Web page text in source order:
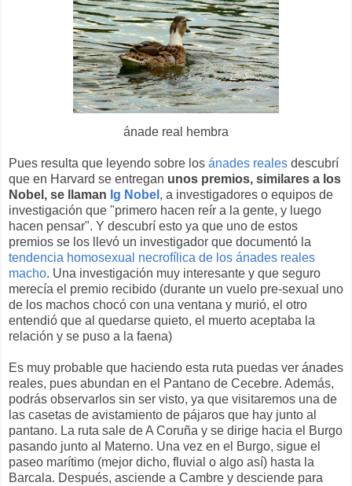
ánade real hembra
Pues resulta que leyendo sobre los ánades reales descubrí
que en Harvard se entregan unos premios, similares a los
Nobel, se llaman Ig Nobel , a investigadores o equipos de
investigación que "primero hacen reír a la gente, y luego
hacen pensar". Y descubrí esto ya que uno de estos
premios se los llevó un investigador que documentó la
tendencia homosexual necrofílica de los ánades reales
macho. Una investigación muy interesante y que seguro
merecía el premio recibido (durante un vuelo pre-sexual uno
de los machos chocó con una ventana y murió, el otro
entendió que al quedarse quieto, el muerto aceptaba la
relación y se puso a la faena)
Es muy probable que haciendo esta ruta puedas ver ánades
reales, pues abundan en el Pantano de Cecebre. Además,
podrás observarlos sin ser visto, ya que visitaremos una de
las casetas de avistamiento de pájaros que hay junto al
pantano. La ruta sale de A Coruña y se dirige hacia el Burgo
pasando junto al Materno. Una vez en el Burgo, sigue el
paseo marítimo (mejor dicho, fluvial o algo así) hasta la
Barcala. Después, asciende a Cambre y desciende para